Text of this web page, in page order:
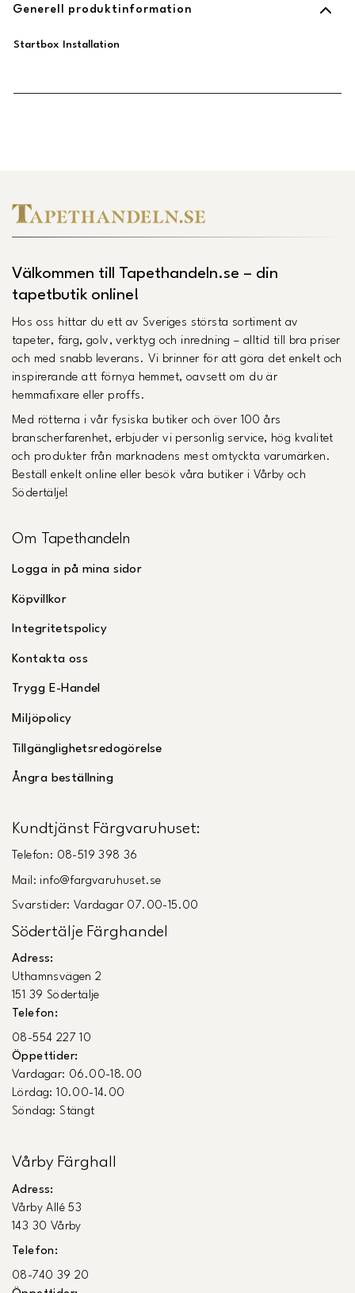
Generell produktinformation
Startbox Installation
Välkommen till Tapethandeln.se – din
tapetbutik online!
Hos oss hittar du ett av Sveriges största sortiment av
tapeter, färg, golv, verktyg och inredning – alltid till bra priser
och med snabb leverans. Vi brinner för att göra det enkelt och
inspirerande att förnya hemmet, oavsett om du är
hemmafixare eller proffs.
Med rötterna i vår fysiska butiker och över 100 års
branscherfarenhet, erbjuder vi personlig service, hög kvalitet
och produkter från marknadens mest omtyckta varumärken.
Beställ enkelt online eller besök våra butiker i Vårby och
Södertälje!
Om Tapethandeln
Logga in på mina sidor
Köpvillkor
Integritetspolicy
Kontakta oss
Trygg E-Handel
Miljöpolicy
Tillgänglighetsredogörelse
Ångra beställning
Kundtjänst Färgvaruhuset:
Telefon: 08-519 398 36
Mail: info@fargvaruhuset.se
Svarstider: Vardagar 07.00-15.00
Södertälje Färghandel
Adress:
Uthamnsvägen 2
151 39 Södertälje
Telefon:
08-554 227 10
Öppettider:
Vardagar: 06.00-18.00
Lördag: 10.00-14.00
Söndag: Stängt
Vårby Färghall
Adress:
Vårby Allé 53
143 30 Vårby
Telefon:
08-740 39 20